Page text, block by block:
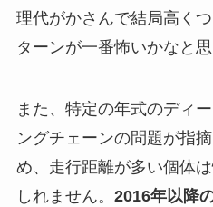
理代がかさんで結局高く
ターンが一番怖いかなと思
また、特定の年式のディ
ングチェーンの問題が指
め、走行距離が多い個体
しれません。 2016年以降